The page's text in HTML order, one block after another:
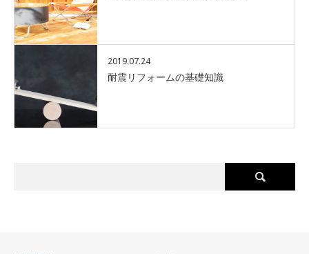
2019.07.24
耐震リフォームの基礎知識